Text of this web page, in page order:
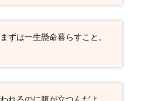
ずは一生懸命暮らすこと。
れるのに腹が立つんだよ